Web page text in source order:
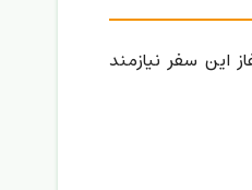
این سفر نیازمند